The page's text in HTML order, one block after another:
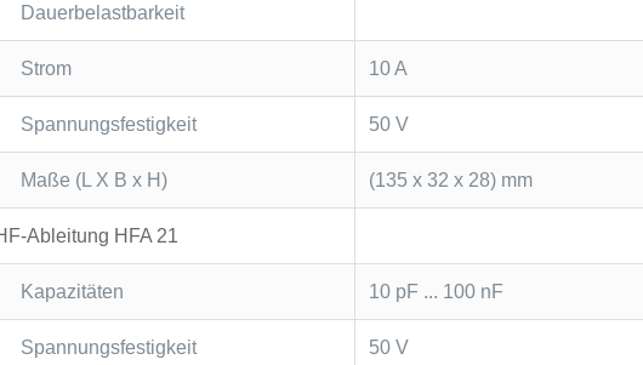
Dauerbelastbarkeit
Strom 10 A
Spannungsfestigkeit 50 V
Maße (L X B x H) (135 x 32 x 28) mm
Ableitung HFA 21
Kapazitäten 10 pF ... 100 nF
Spannungsfestigkeit 50 V